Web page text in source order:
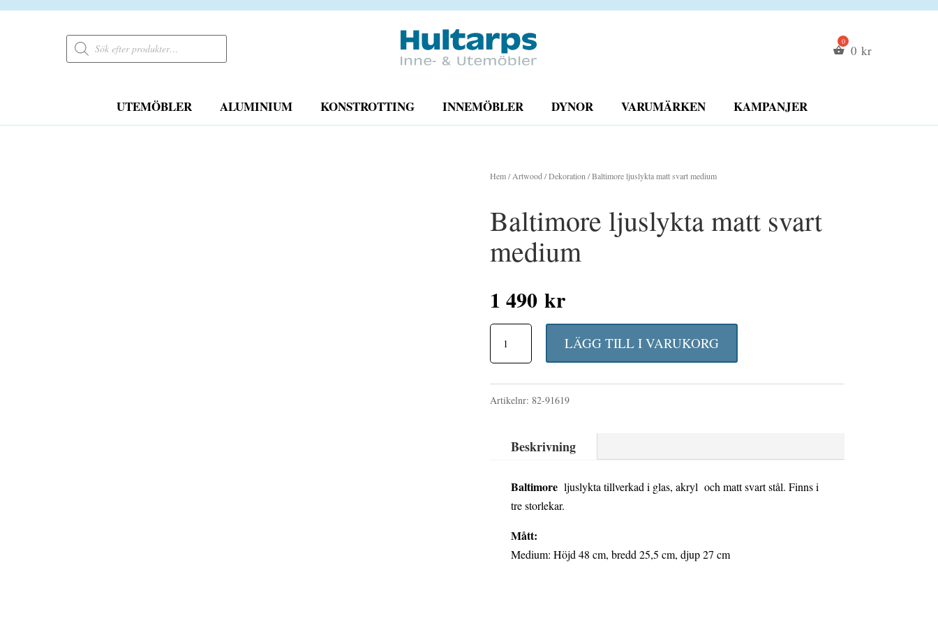
Products
search 0kr
UTEMÖBLER ALUMINIUM KONSTROTTING INNEMÖBLER DYNOR VARUMÄRKEN KAMPANJER
Hem/Artwood /Dekoration / Baltimore ljuslykta matt svart medium
Baltimore ljuslykta matt svart
medium
1 490 kr
ljuslykta
matt
svart
mängd
LÄGG TILL I VARUKORG
Artikelnr: 82-91619
Beskrivning
Baltimoreljuslykta tillverkad i glas, akryl och matt svart stål. Finns i
tre storlekar.
Mått:
Medium: Höjd 48 cm, bredd 25,5 cm, djup 27 cm